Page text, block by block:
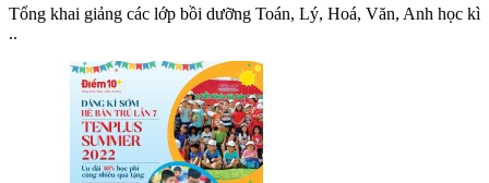
Tổng khai giảng các lớp bồi dưỡng Toán, Lý, Hoá, Văn, Anh học kì
..